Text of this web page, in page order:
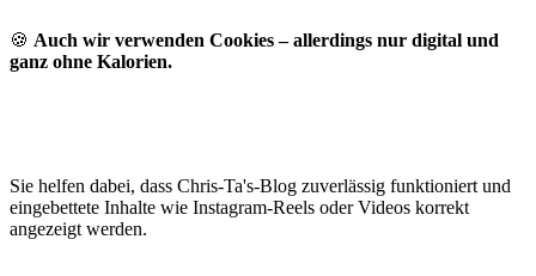
🍪 Auch wir verwenden Cookies – allerdings nur digital und
ganz ohne Kalorien.
Sie helfen dabei, dass Chris-Ta's-Blog zuverlässig funktioniert und
eingebettete Inhalte wie Instagram-Reels oder Videos korrekt
angezeigt werden.